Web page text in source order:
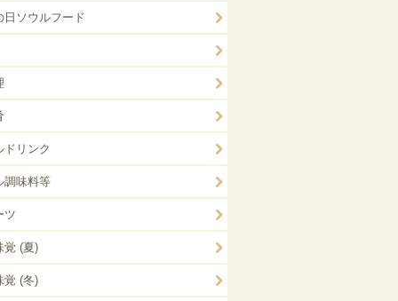
日ソウルフード
ドリンク
調味料等
ツ
覚 (夏)
覚 (冬)